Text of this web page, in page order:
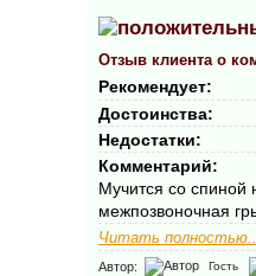
Отзыв клиента о
Рекомендует:
Достоинства:
Недостатки:
Комментарий:
Мучится со спиной
межпозвоночная
Читать
Автор: Гость